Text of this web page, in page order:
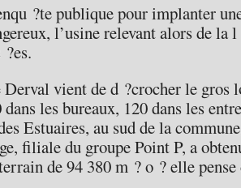
?te publique pour implanter
l’usine relevant alors de la
Derval vient de d ?crocher le gros
dans les bureaux, 120 dans les
Estuaires, au sud de la
filiale du groupe Point P, a
de 94 380 m ? o ? elle